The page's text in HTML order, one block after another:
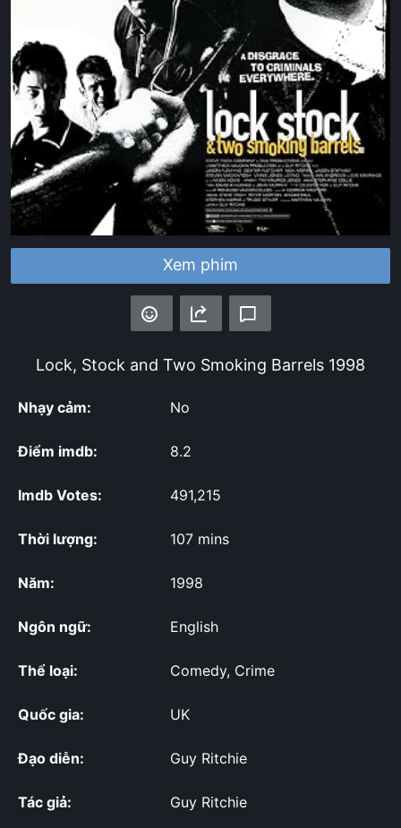
Xem phim
Lock, Stock and Two Smoking Barrels 1998
Nhạy cảm: No
Điểm imdb: 8.2
Imdb Votes: 491,215
Thời lượng: 107 mins
Năm: 1998
Ngôn ngữ: English
Thể loại: Comedy, Crime
Quốc gia: UK
Đạo diễn: Guy Ritchie
Tác giả: Guy Ritchie